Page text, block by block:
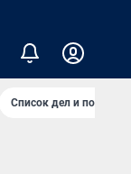
Список дел и покупок